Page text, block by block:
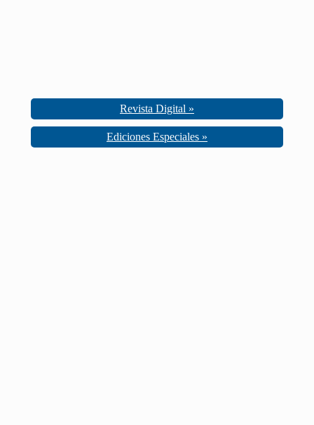
Revista Digital »
Ediciones Especiales »